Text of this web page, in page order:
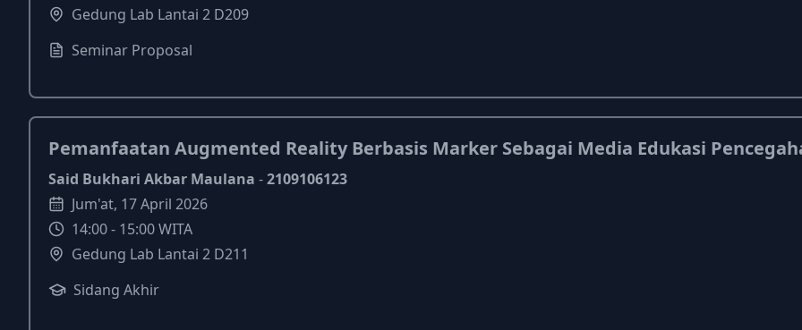
Gedung Lab Lantai 2 D209
Seminar Proposal
Pemanfaatan Augmented Reality Berbasis Marker Sebagai Media Edukasi
Said Bukhari Akbar Maulana -2109106123
Jum'at, 17April 2026
14:00- 15:00WITA
Gedung Lab Lantai 2 D211
Sidang Akhir